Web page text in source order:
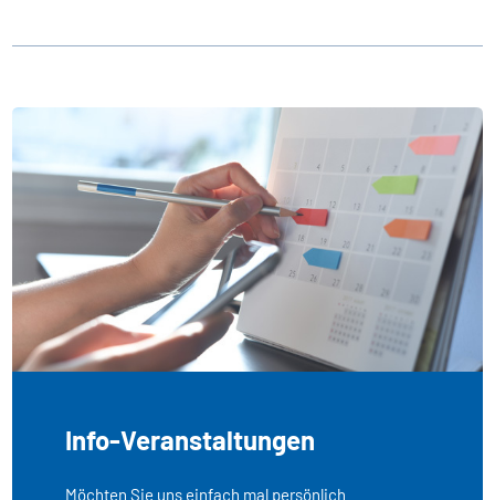
Info-Veranstaltungen
Möchten Sie uns einfach mal persönlich